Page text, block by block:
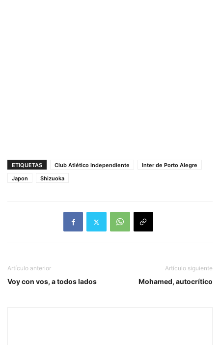
ETIQUETAS Club Atlético Independiente
Inter de Porto Alegre
Japon
Shizuoka
Artículo anterior
Voy con vos, a todos lados
Artículo siguiente
Mohamed, autocrítico